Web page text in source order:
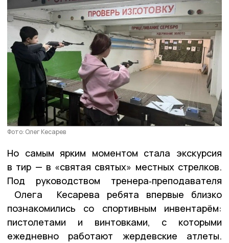
Фото: Олег Кесарев
Но самым ярким моментом стала экскурсия
в тир — в «святая святых» местных стрелков.
Под руководством тренера‑преподавателя
Олега Кесарева ребята впервые близко
познакомились со спортивным инвентарём:
пистолетами и винтовками, с которыми
ежедневно работают жердевские атлеты.